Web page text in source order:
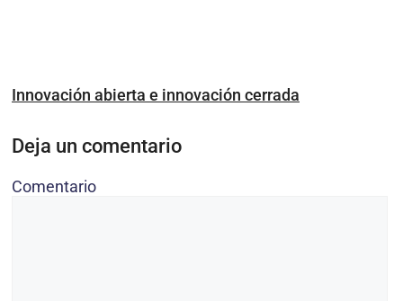
Innovación abierta e innovación cerrada
Deja un comentario
Comentario